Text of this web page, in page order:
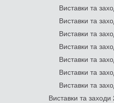
Виставки та
Виставки та
Виставки та
Виставки та
Виставки та
Виставки та
Виставки та
Виставки та